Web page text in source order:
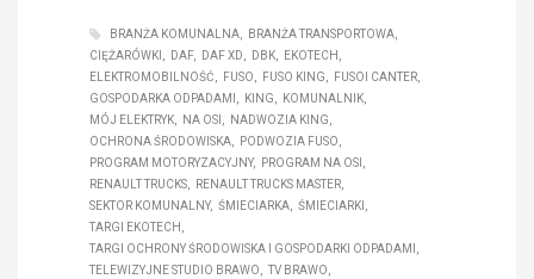
BRANŻA KOMUNALNA
BRANŻA TRANSPORTOWA
CIĘŻARÓWKI
DAF DAF XD DBK
EKOTECH
ELEKTROMOBILNOŚĆ
FUSO FUSO KING
FUSOI CANTER
GOSPODARKA ODPADAMI
KING
KOMUNALNIK
MÓJ ELEKTRYK
NA OSI
NADWOZIA KING
OCHRONA ŚRODOWISKA
PODWOZIA FUSO
PROGRAM MOTORYZACYJNY
PROGRAM NA OSI
RENAULT TRUCKS
RENAULT TRUCKS MASTER
SEKTOR KOMUNALNY
ŚMIECIARKA
ŚMIECIARKI
TARGI EKOTECH
TARGI OCHRONY ŚRODOWISKA I GOSPODARKI ODPADAMI
TELEWIZYJNE STUDIO BRAWO
TV BRAWO